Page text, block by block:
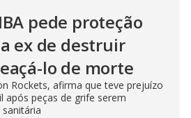
pede proteção
ex de destruir
lo de morte
Rockets, afirma que teve prejuízo
após peças de grife serem